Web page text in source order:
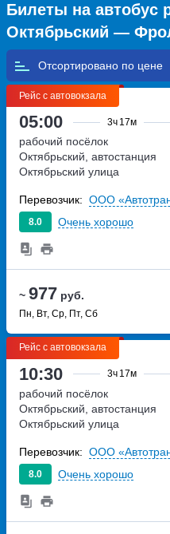
Билеты на автобус
Октябрьский —
Отсортировано по
Рейс с автовокзала
05:00 3ч 17м
~ 977 руб.
Пн, Вт, Ср, Пт, Сб
рабочий посёлок
Октябрьский, автостанция
Октябрьский улица
8.0 Очень хорошо
Перевозчик: ООО
Рейс с автовокзала
10:30 3ч 17м
рабочий посёлок
Октябрьский, автостанция
Октябрьский улица
8.0 Очень хорошо
Перевозчик: ООО